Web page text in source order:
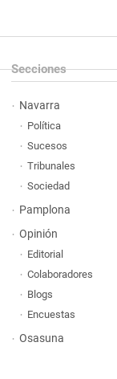
Secciones
Navarra
Política
Sucesos
Tribunales
Sociedad
Pamplona
Opinión
Editorial
Colaboradores
Blogs
Encuestas
Osasuna